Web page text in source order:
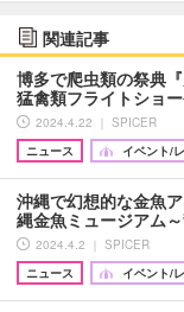
関連記事
博多で爬虫類の祭典
猛禽類フライトショ
2024.4.22 ｜ SPICER
ニュース
イベント/
沖縄で幻想的な金魚
縄金魚ミュージアム
2024.4.2 ｜ SPICER
ニュース
イベント/